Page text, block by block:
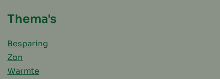
Thema's
Besparing
Zon
Warmte